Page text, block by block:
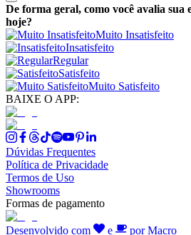
De forma geral, como você avalia sua
hoje?
Muito Insatisfeito
Insatisfeito
Regular
Satisfeito
Muito Satisfeito
BAIXE O APP:
Dúvidas Frequentes
Política de Privacidade
Termos de Uso
Showrooms
Formas de pagamento
Desenvolvido com e
por Macro